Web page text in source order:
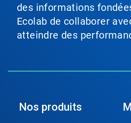
des informations
Ecolab de collaborer
atteindre des
Nos produits